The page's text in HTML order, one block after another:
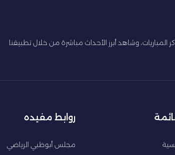
المباريات، وشاهد أبرز الأحداث مباشرة من خلال تطبيقنا
روابط مفيده
مجلس أبوظبي الرياضي